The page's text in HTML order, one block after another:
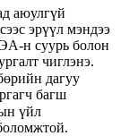
аюулгүй
эрүүл мэндээ
н суурь болон
чиглэнэ.
дагуу
багш
үйл